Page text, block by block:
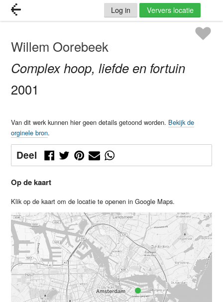
Log in Ververs locatie
Willem Oorebeek
Complex hoop, liefde en fortuin
2001
Van dit werk kunnen hier geen details getoond worden. Bekijk de
orginele bron.
Deel
Op de kaart
Klik op de kaart om de locatie te openen in Google Maps.